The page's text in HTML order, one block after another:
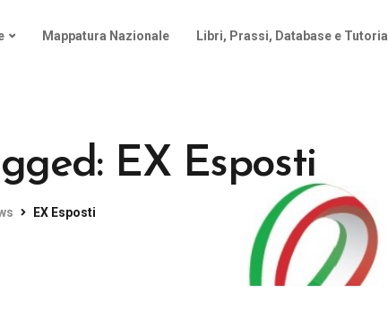
Mappatura Nazionale Libri, Prassi, Database e Tutorial
EX Esposti
EX Esposti